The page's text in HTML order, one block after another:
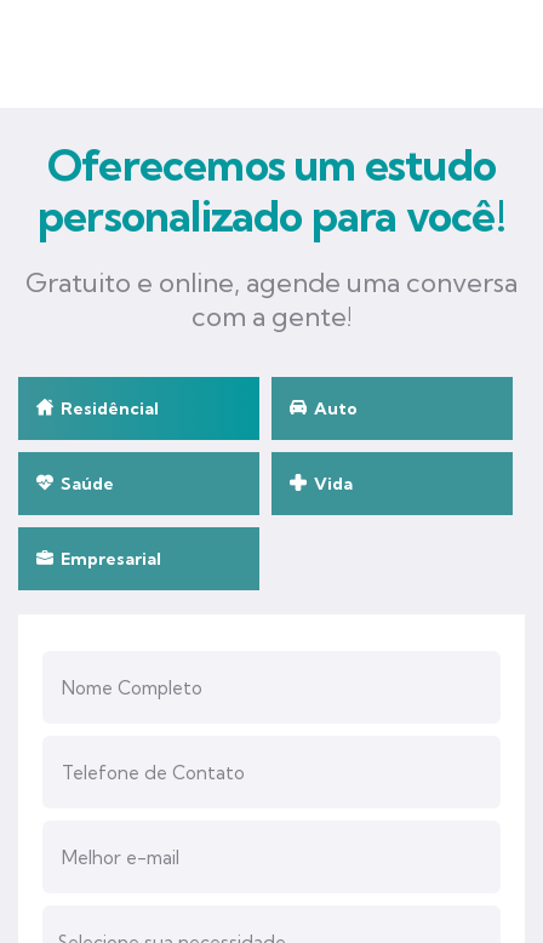
Oferecemos um estudo
personalizado para você!
Gratuito e online, agende uma conversa
com a gente!
Residêncial Auto
Saúde Vida
Empresarial